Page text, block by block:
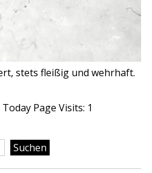
stets fleißig und wehrhaft.
Page Visits: 1